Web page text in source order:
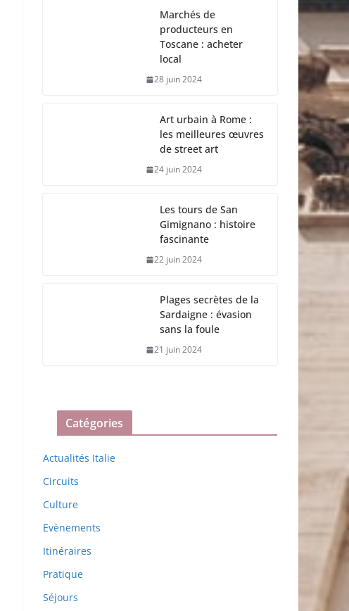
Marchés de
producteurs en
Toscane : acheter
local
28 juin 2024
Art urbain à Rome :
les meilleures œuvres
de street art
24 juin 2024
Les tours de San
Gimignano : histoire
fascinante
22 juin 2024
Plages secrètes de la
Sardaigne : évasion
sans la foule
21 juin 2024
Catégories
Actualités Italie
Circuits
Culture
Evènements
Itinéraires
Pratique
Séjours